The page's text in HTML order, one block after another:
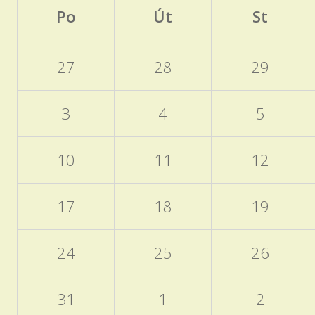
Po Út St
27 28 29
3 4 5
10 11 12
17 18 19
24 25 26
31 1 2